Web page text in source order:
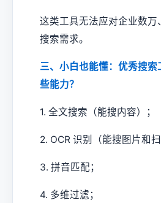
这类工具无法应对企业数万
搜索需求。
三、小白也能懂：优秀搜索
些能力？
1. 全文搜索（能搜内容）；
2. OCR 识别（能搜图片和扫
3. 拼音匹配；
4. 多维过滤；